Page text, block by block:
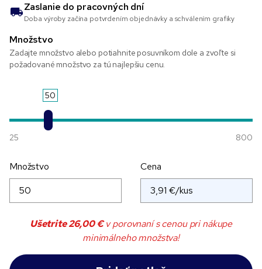
Zaslanie do pracovných dní
Doba výroby začína potvrdením objednávky a schválením grafiky
Množstvo
Zadajte množstvo alebo potiahnite posuvníkom dole a zvoľte si
požadované množstvo za tú najlepšiu cenu.
50
25 800
Množstvo Cena
Ušetrite26,00 €v porovnaní s cenou pri nákupe
minimálneho množstva!